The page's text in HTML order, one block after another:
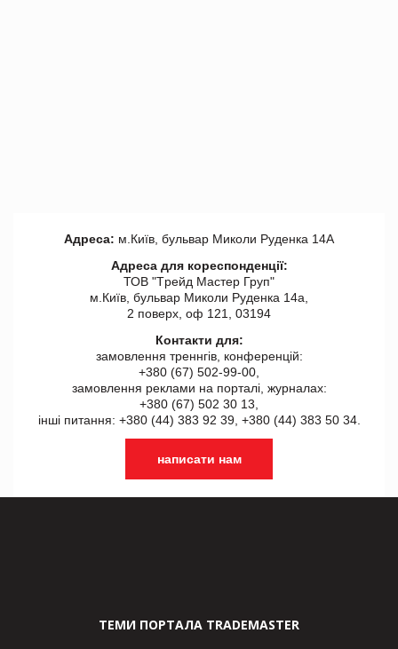
Адреса: м.Київ, бульвар Миколи Руденка 14А
Адреса для кореспонденції:
ТОВ "Tрейд Мастер Груп"
м.Київ, бульвар Миколи Руденка 14а,
2 поверх, оф 121, 03194
Контакти для:
замовлення треннгів, конференцій:
+380 (67) 502-99-00,
замовлення реклами на порталі, журналах:
+380 (67) 502 30 13,
інші питання: +380 (44) 383 92 39, +380 (44) 383 50 34.
написати нам
ТЕМИ ПОРТАЛА TRADEMASTER